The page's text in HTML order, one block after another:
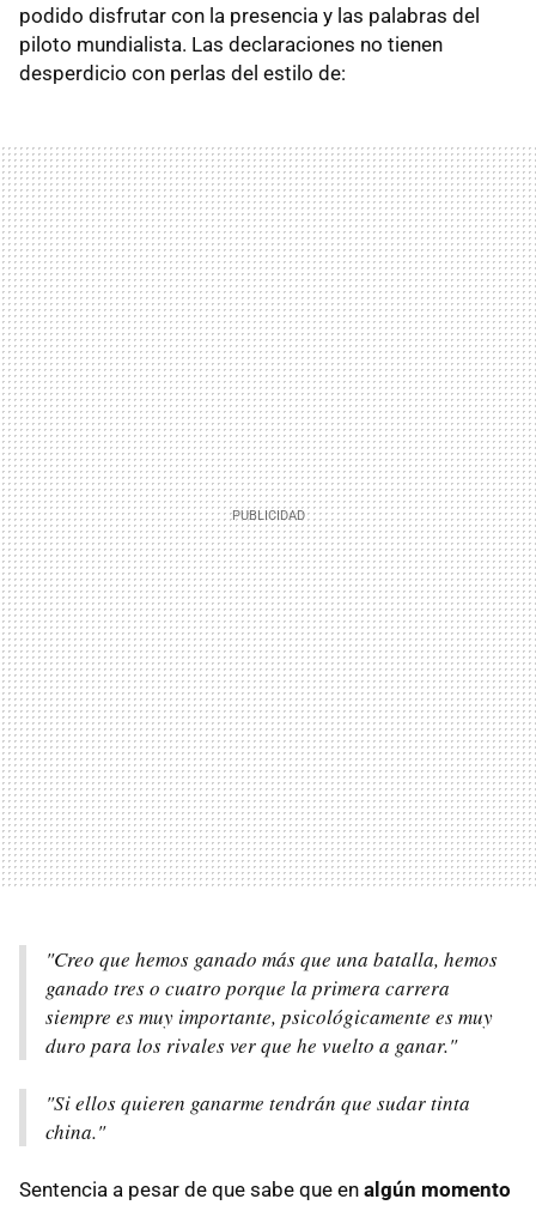
podido disfrutar con la presencia y las palabras del
piloto mundialista. Las declaraciones no tienen
desperdicio con perlas del estilo de:
"Creo que hemos ganado más que una batalla, hemos
ganado tres o cuatro porque la primera carrera
siempre es muy importante, psicológicamente es muy
duro para los rivales ver que he vuelto a ganar."
"Si ellos quieren ganarme tendrán que sudar tinta
china."
Sentencia a pesar de que sabe que en algún momento